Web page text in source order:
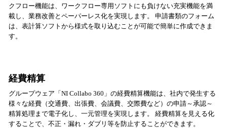
クフロー機能は、ワークフロー専用ソフトにも負けない充実機能を満
載し、業務改善とペーパーレス化を実現します。 申請書類のフォーム
は、表計算ソフトから様式を取り込むことが可能で簡単に作成できま
す。
経費精算
グループウェア「NI Collabo 360」の経費精算機能は、社内で発生する
様々な経費（交通費、出張費、会議費、交際費など）の申請～承認～
精算処理まで電子化し、一元管理を実現します。 経費精算を見える化
することで、不正・漏れ・ダブリ等を防止することができます。